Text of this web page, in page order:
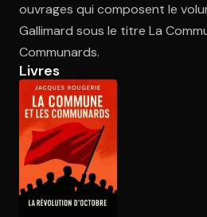
ouvrages qui composent le
Gallimard sous le titre La
Communards.
Livres